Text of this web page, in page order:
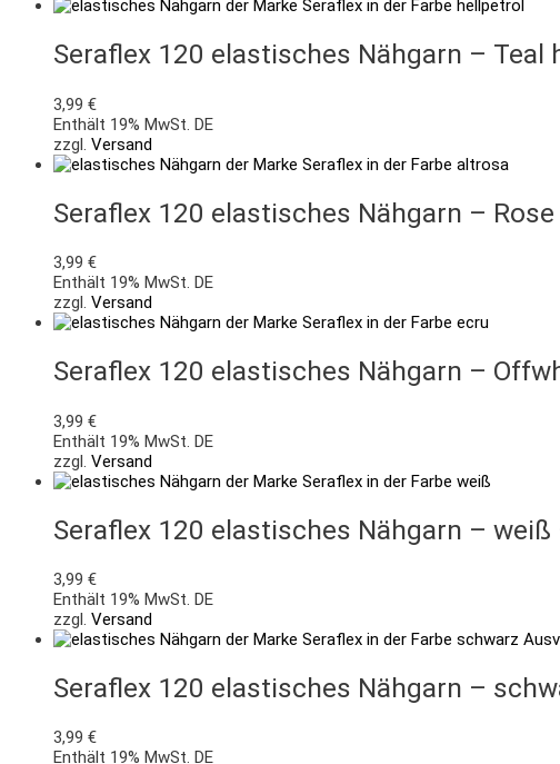
Seraflex 120 elastisches Nähgarn –
3,99 €
Enthält 19% MwSt. DE
zzgl. Versand
Seraflex 120 elastisches Nähgarn –
3,99 €
Enthält 19% MwSt. DE
zzgl. Versand
Seraflex 120 elastisches Nähgarn –
3,99 €
Enthält 19% MwSt. DE
zzgl. Versand
Seraflex 120 elastisches Nähgarn –
3,99 €
Enthält 19% MwSt. DE
zzgl. Versand
Seraflex 120 elastisches Nähgarn –
3,99 €
Enthält 19% MwSt. DE